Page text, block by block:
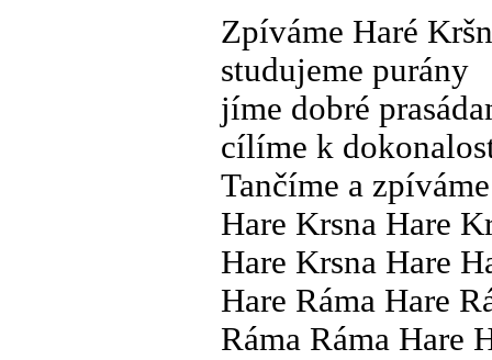
Zpíváme Haré
studujeme purány
jíme dobré
cílíme k
Tančíme a zpíváme
Hare Krsna Hare
Hare Krsna Hare
Hare Ráma Hare
Ráma Ráma Hare